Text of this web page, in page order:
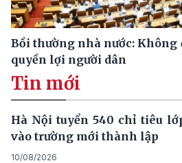
Bồi thường nhà nước: Không
quyền lợi người dân
Tin mới
Hà Nội tuyển 540 chỉ tiêu
vào trường mới thành lập
10/08/2026